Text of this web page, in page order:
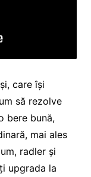
care își
să rezolve
bere bună,
mai ales
radler și
upgrada la